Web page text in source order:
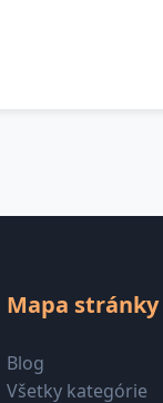
Mapa stránky
Blog
Všetky kategórie